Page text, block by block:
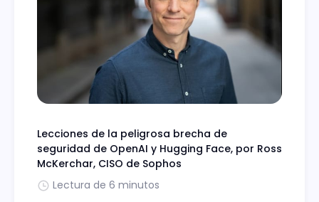
Lecciones de la peligrosa brecha de
seguridad de OpenAI y Hugging Face, por Ross
McKerchar, CISO de Sophos
Lectura de 6 minutos